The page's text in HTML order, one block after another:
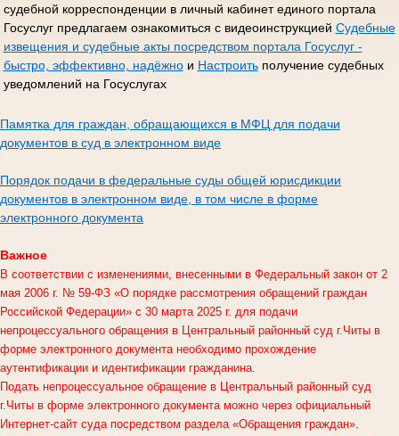
судебной корреспонденции в личный кабинет единого портала
Госуслуг предлагаем ознакомиться с видеоинструкцией Судебные
извещения и судебные акты посредством портала Госуслуг -
быстро, эффективно, надёжнои Настроитьполучение судебных
уведомлений на Госуслугах
Памятка для граждан, обращающихся в МФЦ для подачи
документов в суд в электронном виде
Порядок подачи в федеральные суды общей юрисдикции
документов в электронном виде, в том числе в форме
электронного документа
Важное
В соответствии с изменениями, внесенными в Федеральный закон от 2
мая 2006 г. № 59-ФЗ «О порядке рассмотрения обращений граждан
Российской Федерации» с 30 марта 2025 г. для подачи
непроцессуального обращения в Центральный районный суд г.Читы в
форме электронного документа необходимо прохождение
аутентификации и идентификации гражданина.
Подать непроцессуальное обращение в Центральный районный суд
г.Читы в форме электронного документа можно через официальный
Интернет-сайт суда посредством раздела «Обращения граждан».